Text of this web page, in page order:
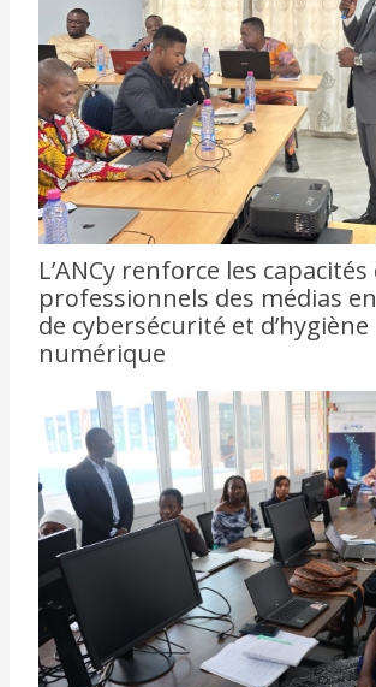
L’ANCy renforce les capacités
professionnels des médias
de cybersécurité et d’hygiène
numérique